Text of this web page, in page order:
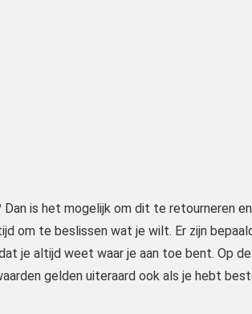
is het mogelijk om dit te retourneren
om te beslissen wat je wilt. Er zijn
je altijd weet waar je aan toe bent. Op
gelden uiteraard ook als je hebt